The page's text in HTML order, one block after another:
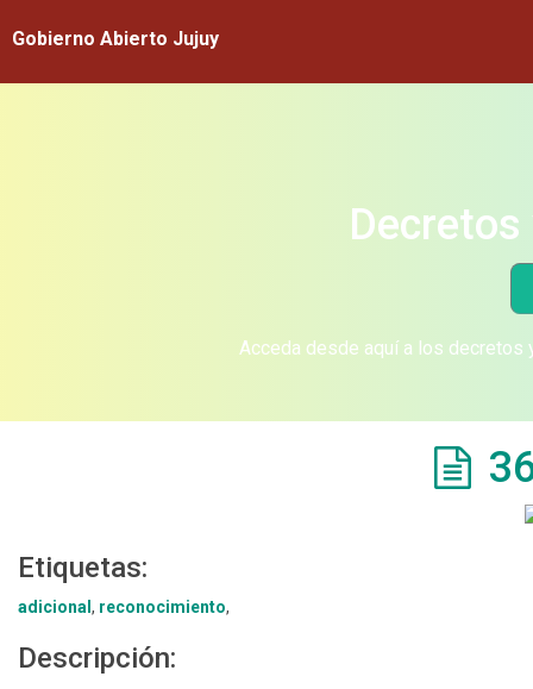
Gobierno Abierto Jujuy
Acceda desde aquí a los
Etiquetas:
adicional , reconocimiento,
Descripción: